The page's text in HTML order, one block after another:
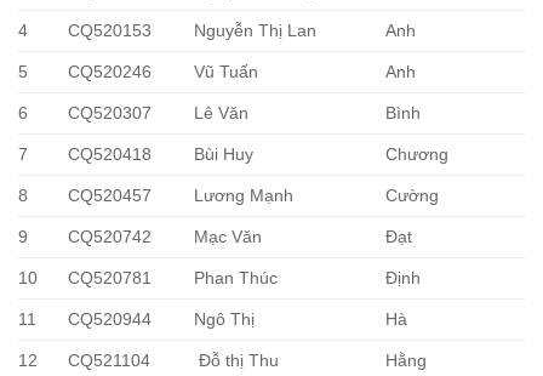
4 CQ520153 Nguyễn Thị Lan Anh
5 CQ520246 Vũ Tuấn Anh
6 CQ520307 Lê Văn Bình
7 CQ520418 Bùi Huy Chương
8 CQ520457 Lương Mạnh Cường
9 CQ520742 Mạc Văn Đạt
10 CQ520781 Phan Thúc Định
11 CQ520944 Ngô Thị Hà
12 CQ521104 Đỗ thị Thu Hằng